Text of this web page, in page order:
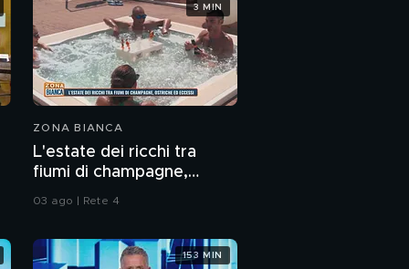
ZONA BIANCA
L'estate dei ricchi tra
fiumi di champagne,
ostriche ed eccessi
03 ago | Rete 4
3 MIN
153 MIN